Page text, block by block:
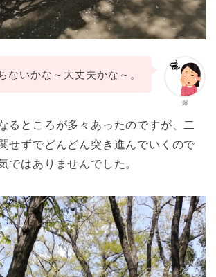
嫁
ないかな～大丈夫かな～。
るところが多々あったのですが、二
せずでどんどん突き進んでいくので
ではありませんでした。